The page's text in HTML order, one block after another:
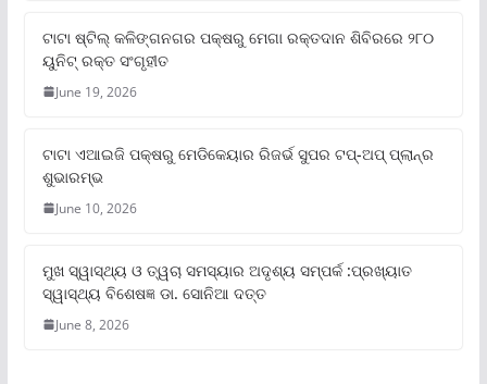
ଟାଟା ଷ୍ଟିଲ୍‌ କଳିଙ୍ଗନଗର ପକ୍ଷରୁ ମେଗା ରକ୍ତଦାନ ଶିବିରରେ ୨୮୦
ୟୁନିଟ୍‌ ରକ୍ତ ସଂଗୃହୀତ
June 19, 2026
ଟାଟା ଏଆଇଜି ପକ୍ଷରୁ ମେଡିକେୟାର ରିଜର୍ଭ ସୁପର ଟପ୍‌-ଅପ୍ ପ୍ଲାନ୍‌ର
ଶୁଭାରମ୍ଭ
June 10, 2026
ମୁଖ ସ୍ୱାସ୍ଥ୍ୟ ଓ ତ୍ୱଚା ସମସ୍ୟାର ଅଦୃଶ୍ୟ ସମ୍ପର୍କ :ପ୍ରଖ୍ୟାତ
ସ୍ୱାସ୍ଥ୍ୟ ବିଶେଷଜ୍ଞ ଡା. ସୋନିଆ ଦତ୍ତ
June 8, 2026